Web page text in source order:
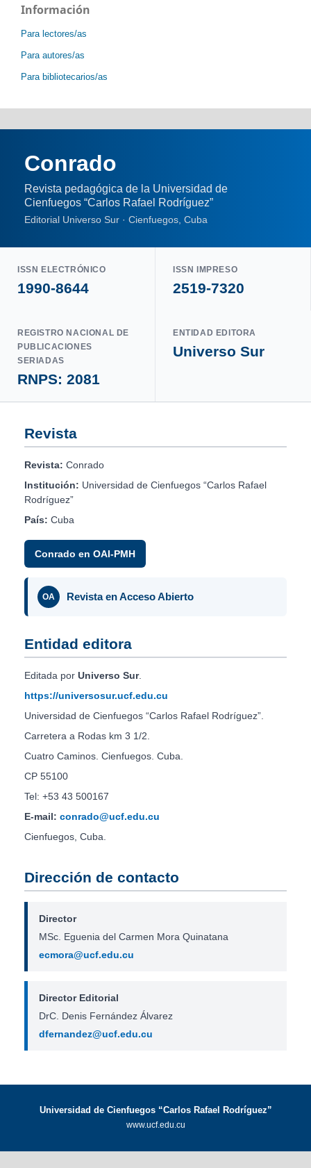
Información
Para lectores/as
Para autores/as
Para bibliotecarios/as
Conrado
Revista pedagógica de la Universidad de
Cienfuegos “Carlos Rafael Rodríguez”
Editorial Universo Sur · Cienfuegos, Cuba
ISSN ELECTRÓNICO
1990-8644
ISSN IMPRESO
2519-7320
REGISTRO NACIONAL DE
PUBLICACIONES
SERIADAS
RNPS: 2081
ENTIDAD EDITORA
Universo Sur
Revista
Revista: Conrado
Institución: Universidad de Cienfuegos “Carlos Rafael
Rodríguez”
País: Cuba
Conrado en OAI-PMH
OA Revista en Acceso Abierto
Entidad editora
Editada por Universo Sur.
https://universosur.ucf.edu.cu
Universidad de Cienfuegos “Carlos Rafael Rodríguez”.
Carretera a Rodas km 3 1/2.
Cuatro Caminos. Cienfuegos. Cuba.
CP 55100
Tel: +53 43 500167
E-mail: conrado@ucf.edu.cu
Cienfuegos, Cuba.
Dirección de contacto
Director
MSc. Eguenia del Carmen Mora Quinatana
ecmora@ucf.edu.cu
Director Editorial
DrC. Denis Fernández Álvarez
dfernandez@ucf.edu.cu
Universidad de Cienfuegos “Carlos Rafael Rodríguez”
www.ucf.edu.cu